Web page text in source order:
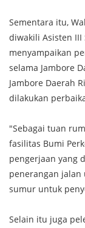
Sementara itu,
diwakili Asisten III
menyampaikan
selama Jambore
Jambore Daerah
dilakukan
"Sebagai tuan
fasilitas Bumi
pengerjaan yang
penerangan jalan
sumur untuk
Selain itu juga